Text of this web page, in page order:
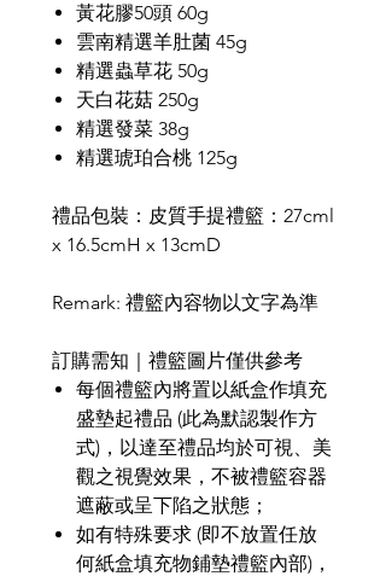
黃花膠50頭 60g
雲南精選羊肚菌 45g
精選蟲草花 50g
天白花菇 250g
精選發菜 38g
精選琥珀合桃 125g
禮品包裝：皮質手提禮籃：27cml
x 16.5cmH x 13cmD
Remark: 禮籃內容物以文字為準
訂購需知｜禮籃圖片僅供參考
每個禮籃內將置以紙盒作填充
盛墊起禮品 (此為默認製作方
式) ，以達至禮品均於可視、美
觀之視覺效果，不被禮籃容器
遮蔽或呈下陷之狀態；
如有特殊要求 (即不放置任放
何紙盒填充物鋪墊禮籃內部) ，